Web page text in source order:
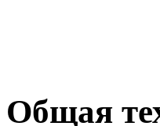
Общая